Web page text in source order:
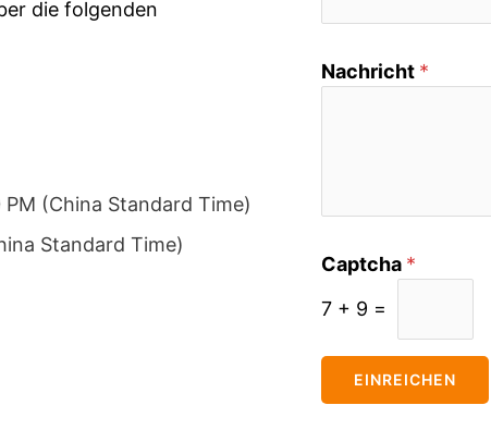
die folgenden
(China Standard Time)
Standard Time)
Nachricht *
Captcha *
7 + 9 =
EINREICHEN